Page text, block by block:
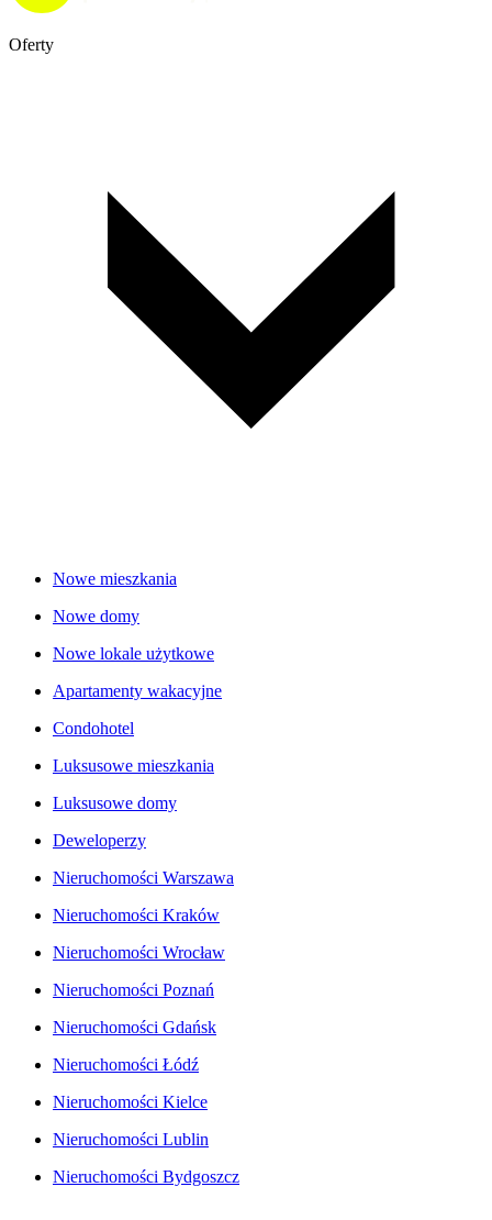
Oferty
Nowe mieszkania
Nowe domy
Nowe lokale użytkowe
Apartamenty wakacyjne
Condohotel
Luksusowe mieszkania
Luksusowe domy
Deweloperzy
Nieruchomości Warszawa
Nieruchomości Kraków
Nieruchomości Wrocław
Nieruchomości Poznań
Nieruchomości Gdańsk
Nieruchomości Łódź
Nieruchomości Kielce
Nieruchomości Lublin
Nieruchomości Bydgoszcz